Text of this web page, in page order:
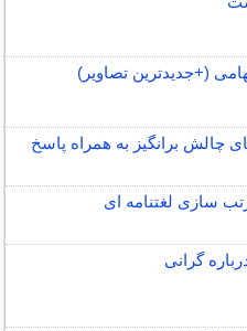
(+جدیدترین تصاویر)
چالش برانگیز به همراه پاسخ
سازی لغتنامه ای
گرانی